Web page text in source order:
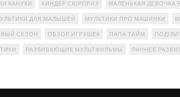
КАНУКИ КИНДЕР СЮРПРИЗ МАЛЕНЬКАЯ ДЕВОЧКА
ДЛЯ МАЛЫШЕЙ МУЛЬТИКИ ПРО МАШИНКИ
СЕЗОН ОБЗОР ИГРУШЕК ПАПА ТАЙМ
РАЗВИВАЮЩИЕ МУЛЬТФИЛЬМЫ РАННЕЕ